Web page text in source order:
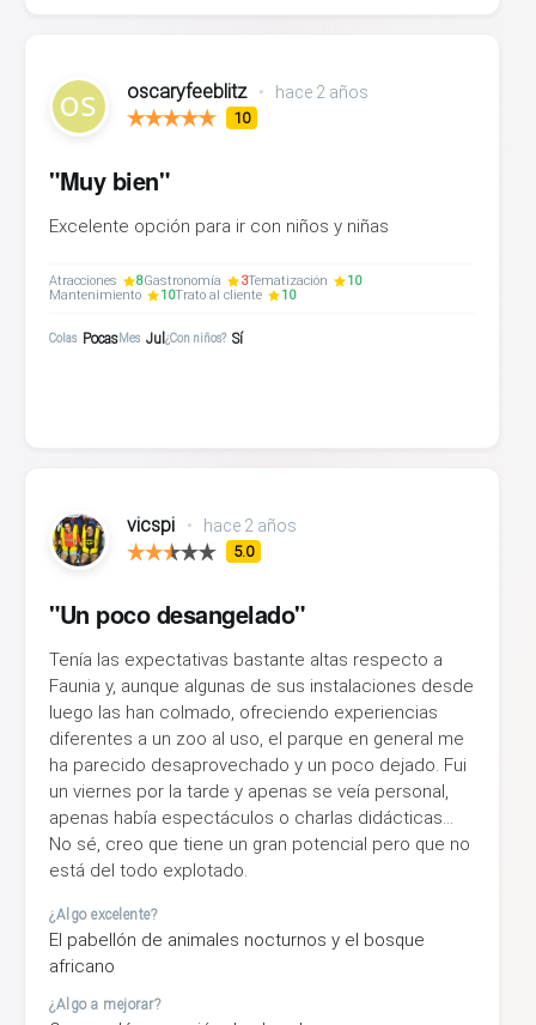
oscaryfeeblitz • hace 2 años
10
"Muy bien"
Excelente opción para ir con niños y niñas
Atracciones 8Gastronomía 3Tematización
10
Mantenimiento
10Trato al cliente 10
Colas PocasMes Jul ¿Con niños? Sí
vicspi • hace 2 años
5.0
"Un poco desangelado"
Tenía las expectativas bastante altas respecto a
Faunia y, aunque algunas de sus instalaciones desde
luego las han colmado, ofreciendo experiencias
diferentes a un zoo al uso, el parque en general me
ha parecido desaprovechado y un poco dejado. Fui
un viernes por la tarde y apenas se veía personal,
apenas había espectáculos o charlas didácticas...
No sé, creo que tiene un gran potencial pero que no
está del todo explotado.
¿Algo excelente?
El pabellón de animales nocturnos y el bosque
africano
¿Algo a mejorar?